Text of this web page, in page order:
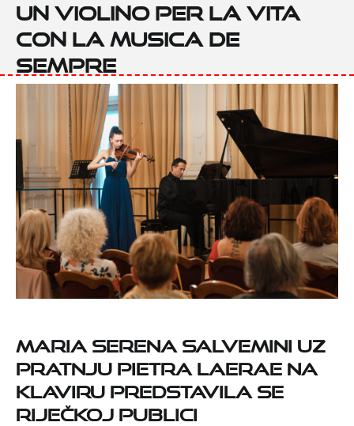
Un violino per la vita
con la musica de
sempre
Maria Serena Salvemini uz
pratnju Pietra Laerae na
klaviru predstavila se
riječkoj publici